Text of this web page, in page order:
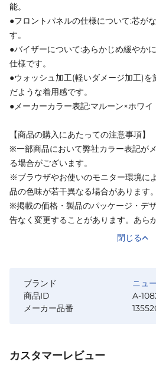
能。
●フロントパネルの仕様について:芯が
す。
●バイザーについて:あらかじめ緩やか
仕様です。
●ウォッシュ加工(軽いダメージ加工)
だような着用感です。
●メーカーカラー表記:マルーン×ホワイ
【商品の購入にあたっての注意事項】
※一部商品において弊社カラー表記が
る場合がございます。
※ブラウザやお使いのモニター環境に
品の色味が若干異なる場合があります。
※掲載の価格・製品のパッケージ・デ
告なく変更することがあります。あら
閉じる
ブランド
ニュ
商品ID
A-
メーカー品番
カスタマーレビュー